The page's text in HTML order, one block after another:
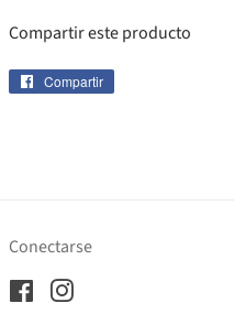
Compartir este producto
Compartir
Conectarse
Facebook